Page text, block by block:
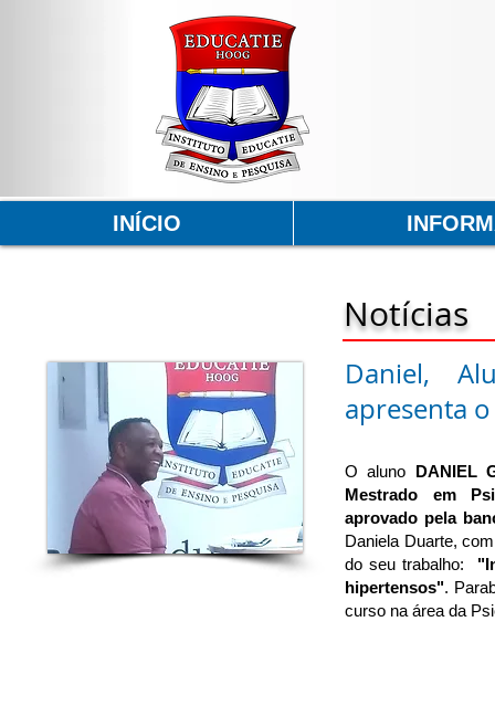
Notícias
Daniel,
apresenta
O aluno DANIEL
Mestrado em
aprovado pela
Daniela Duarte,
do seu trabalho:
hipertensos".
curso na área da
INÍCIO